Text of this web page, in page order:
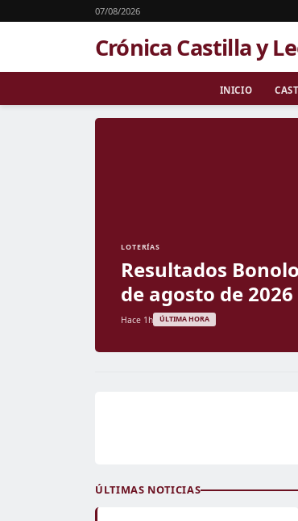
07/08/2026
Crónica Castilla y
INICIO
LOTERÍAS
Resultados
de agosto de 2026
Hace 1h ÚLTIMA HORA
ÚLTIMAS NOTICIAS